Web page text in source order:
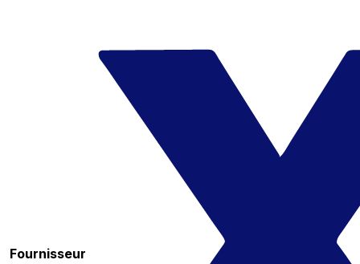
Fournisseur